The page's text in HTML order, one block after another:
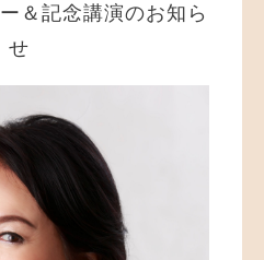
＆記念講演のお知ら
せ